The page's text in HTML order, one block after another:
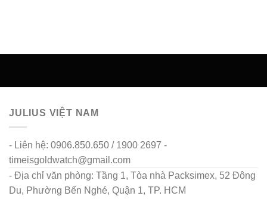
JULIUS VIỆT NAM
- Liên hệ: 0906.850.650 / 1900 2697 -
timeisgoldwatch@gmail.com
- Địa chỉ văn phòng: Tầng 1, Tòa nhà Packsimex, 52 Đông
Du, Phường Bến Nghé, Quận 1, TP. HCM